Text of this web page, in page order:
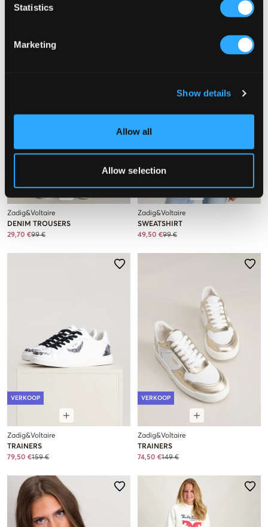
Statistics
Marketing
Show details
Allow all
Allow selection
Zadig&Voltaire
DENIM TROUSERS
29,70 €99 €
VERKOOP
Zadig&Voltaire
SWEATSHIRT
49,50 €99 €
VERKOOP
Zadig&Voltaire
TRAINERS
79,50 €159 €
VERKOOP
Zadig&Voltaire
TRAINERS
74,50 €149 €